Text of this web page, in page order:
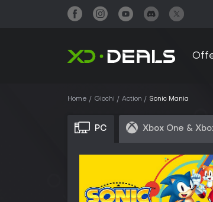
Home Giochi Action Sonic Mania
PC Xbox One &